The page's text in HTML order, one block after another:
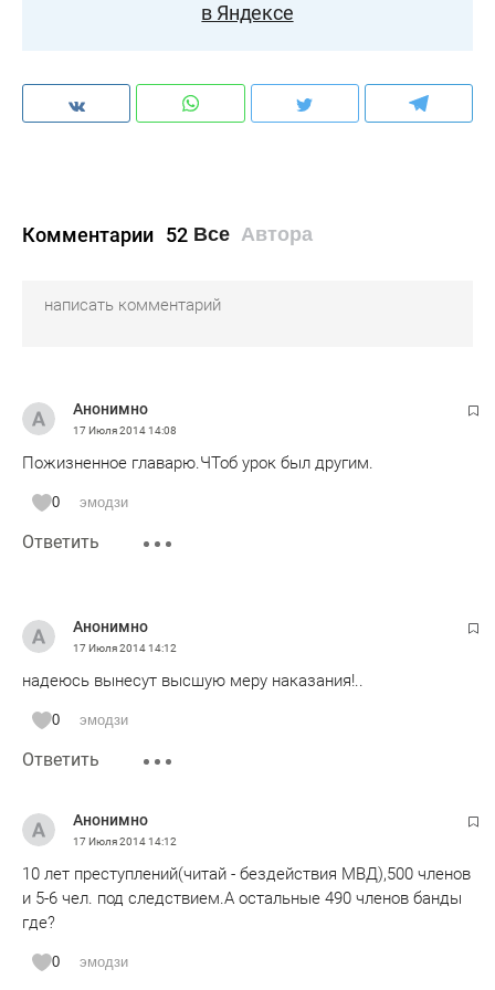
в Яндексе
Комментарии 52 Все Автора
Анонимно
17 Июля 201414:08
Пожизненное главарю.ЧТоб урок был другим.
0 эмодзи
Ответить
Анонимно
17 Июля 201414:12
надеюсь вынесут высшую меру наказания!..
0 эмодзи
Ответить
Анонимно
17 Июля 201414:12
10 лет преступлений(читай - бездействия МВД),500 членов
и 5-6 чел. под следствием.А остальные 490 членов банды
где?
0 эмодзи